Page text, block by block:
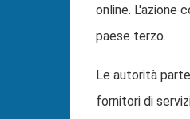
online. L'azione
paese terzo.
Le autorità
fornitori di